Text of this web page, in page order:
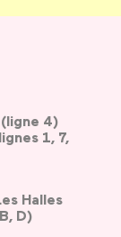
4)
1, 7,
Halles
D)